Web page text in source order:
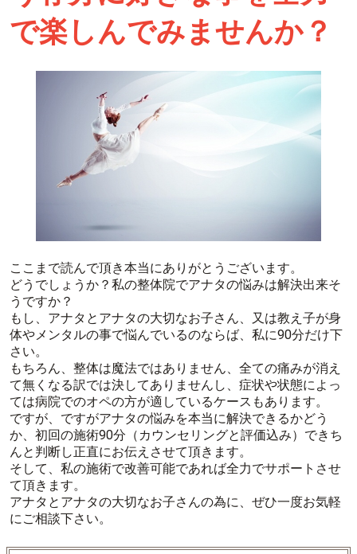
で楽しんでみませんか？
ここまで読んで頂き本当にありがとうございます。
どうでしょうか？私の整体院でアナタの悩みは解決出来そ
うですか？
もし、アナタとアナタの大切なお子さん、又は教え子が身
体やメンタルの事で悩んでいるのならば、私に90分だけ下
さい。
もちろん、整体は魔法ではありません、全ての痛みが消え
て無くなる訳では決してありませんし、症状や状態によっ
ては病院でのオペの方が適しているケースもあります。
ですが、ですがアナタの悩みを本当に解決できるかどう
か、初回の施術90分（カウンセリングと評価込み）できち
んと判断し正直にお伝えさせて頂きます。
そして、私の施術で改善可能であれば全力でサポートさせ
て頂きます。
アナタとアナタの大切なお子さんの為に、ぜひ一度お気軽
にご相談下さい。